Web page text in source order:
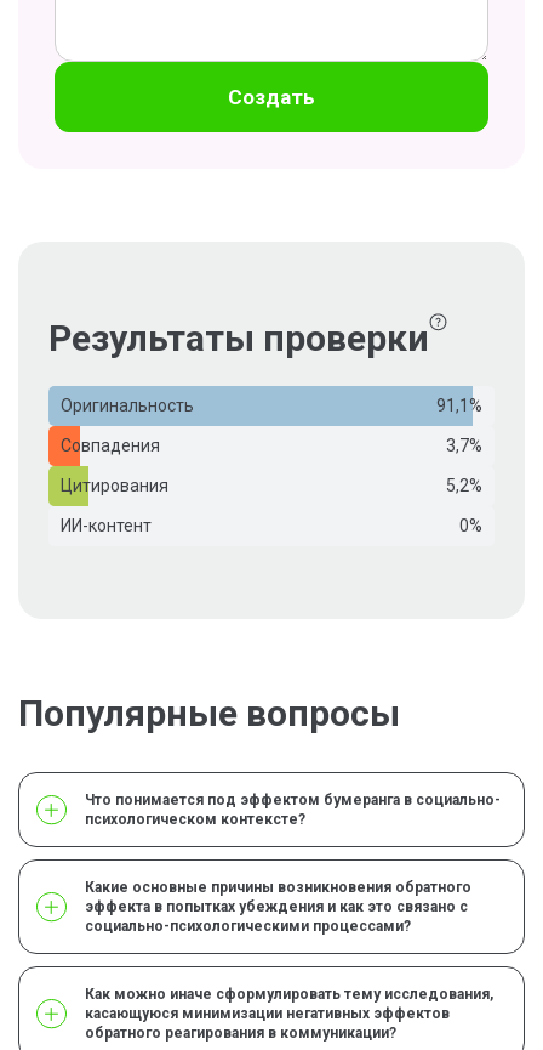
Создать
Результаты проверки
Оригинальность 91,1%
Совпадения 3,7%
Цитирования 5,2%
ИИ-контент 0%
Популярные вопросы
Что понимается под эффектом бумеранга в социально-
психологическом контексте?
Какие основные причины возникновения обратного
эффекта в попытках убеждения и как это связано с
социально-психологическими процессами?
Как можно иначе сформулировать тему исследования,
касающуюся минимизации негативных эффектов
обратного реагирования в коммуникации?